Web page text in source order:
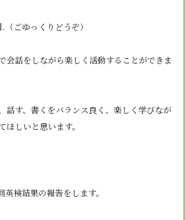
ごゆっくりどうぞ）
会話をしながら楽しく活動することができま
話す、書くをバランス良く、楽しく学びなが
ほしいと思います。
検結果の報告をします。